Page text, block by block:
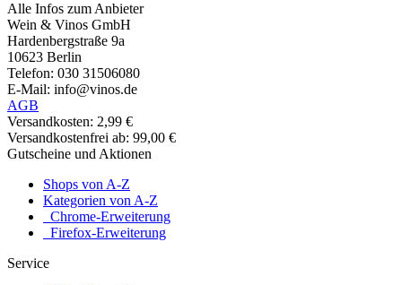
Alle Infos zum Anbieter
Wein & Vinos GmbH
Hardenbergstraße 9a
10623 Berlin
Telefon: 030 31506080
E-Mail: info@vinos.de
AGB
Versandkosten: 2,99 €
Versandkostenfrei ab: 99,00 €
Gutscheine und Aktionen
Shops von A-Z
Kategorien von A-Z
Chrome-Erweiterung
Firefox-Erweiterung
Service